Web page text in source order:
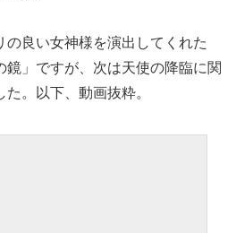
の良い女神様を演出してくれた
鏡」ですが、次は天使の降臨に関
。以下、動画抜粋。